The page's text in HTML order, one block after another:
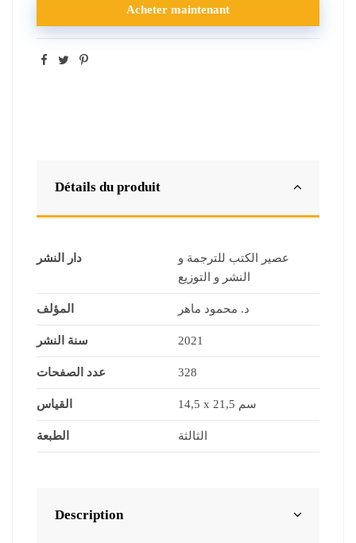
Acheter maintenant
Détails du produit
دار النشر
عصير الكتب للترجمة و
النشر و التوزيع
المؤلف د. محمود ماهر
سنة النشر 2021
عدد الصفحات 328
القياس 14,5 x 21,5 سم
الطبعة الثالثة
Description